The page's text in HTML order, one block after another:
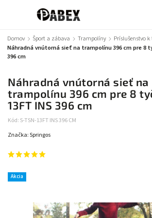
Domov / Šport a zábava / Trampolíny / Príslušenstvo
Náhradná vnútorná sieť na trampolínu 396 cm pre 8
396 cm
Náhradná vnútorná sieť na
trampolínu 396 cm pre 8
13FT INS 396 cm
Kód: S-TSN-13FT INS 396 CM
Akcia
Značka:Springos